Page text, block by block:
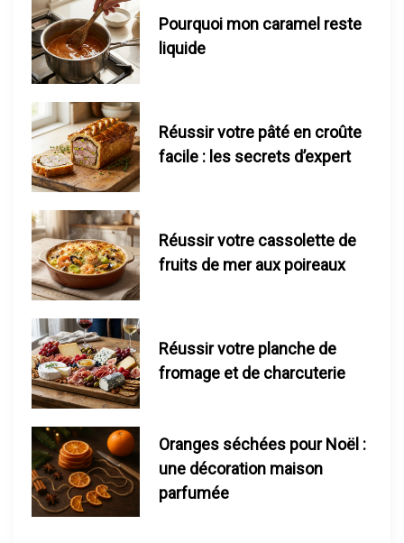
a
r
t
i
c
l
e
Pourquoi mon caramel reste
liquide
Réussir votre pâté en croûte
facile : les secrets d’expert
Réussir votre cassolette de
fruits de mer aux poireaux
Réussir votre planche de
fromage et de charcuterie
Oranges séchées pour Noël :
une décoration maison
parfumée